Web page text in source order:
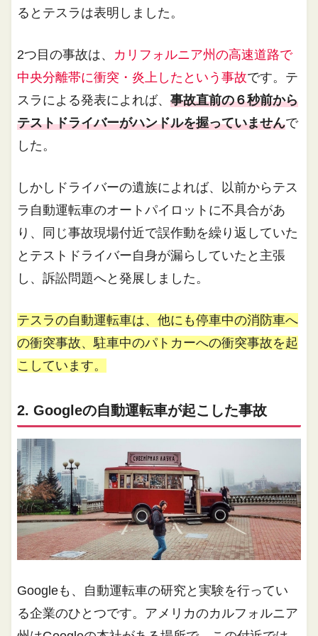
るとテスラは表明しました。
2つ目の事故は、 カリフォルニア州の高速道路で
中央分離帯に衝突・炎上したという事故です。テ
スラによる発表によれば、事故直前の６秒前から
テストドライバーがハンドルを握っていませんで
した。
しかしドライバーの遺族によれば、以前からテス
ラ自動運転車のオートパイロットに不具合があ
り、同じ事故現場付近で誤作動を繰り返していた
とテストドライバー自身が漏らしていたと主張
し、訴訟問題へと発展しました。
テスラの自動運転車は、他にも停車中の消防車へ
の衝突事故、駐車中のパトカーへの衝突事故を起
こしています。
2. Googleの自動運転車が起こした事故
Googleも、自動運転車の研究と実験を行ってい
る企業のひとつです。アメリカのカルフォルニア